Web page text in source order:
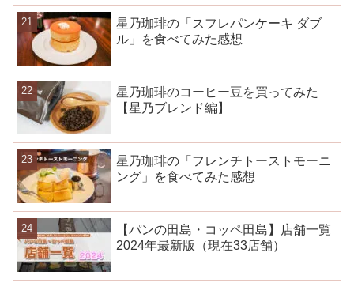
星乃珈琲の「スフレパンケーキ ダブ
ル」を食べてみた感想
星乃珈琲のコーヒー豆を買ってみた
【星乃ブレンド編】
星乃珈琲の「フレンチトーストモーニ
ング」を食べてみた感想
【パンの田島・コッペ田島】店舗一覧
2024年最新版（現在33店舗）